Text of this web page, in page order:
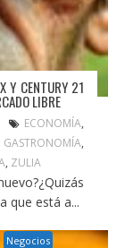
Y CENTURY 21
LIBRE
ECONOMÍA,
GASTRONOMÍA,
, ZULIA
que está a...
Negocios